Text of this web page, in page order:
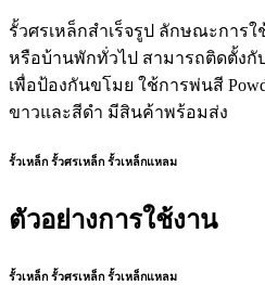
รั้วศรเหล็กสำเร็จรูป ลักษณะการ
หรือบ้านพักทั่วไป สามารถติดตั้ง
เพื่อป้องกันขโมย ใช้การพ่นสี
ขาวและสีดำ มีสินค้าพร้อมส่ง
รั้วเหล็ก รั้วศรเหล็ก รั้วเหล็กแหลม
ตัวอย่างการใช้งาน
รั้วเหล็ก รั้วศรเหล็ก รั้วเหล็กแหลม